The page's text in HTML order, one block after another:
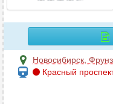
Новосибирск,
Красный